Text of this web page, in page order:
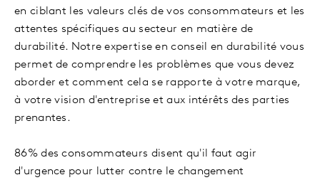
en ciblant les valeurs clés de vos consommateurs et les
attentes spécifiques au secteur en matière de
durabilité. Notre expertise en conseil en durabilité vous
permet de comprendre les problèmes que vous devez
aborder et comment cela se rapporte à votre marque,
à votre vision d'entreprise et aux intérêts des parties
prenantes.
86% des consommateurs disent qu'il faut agir
d'urgence pour lutter contre le changement